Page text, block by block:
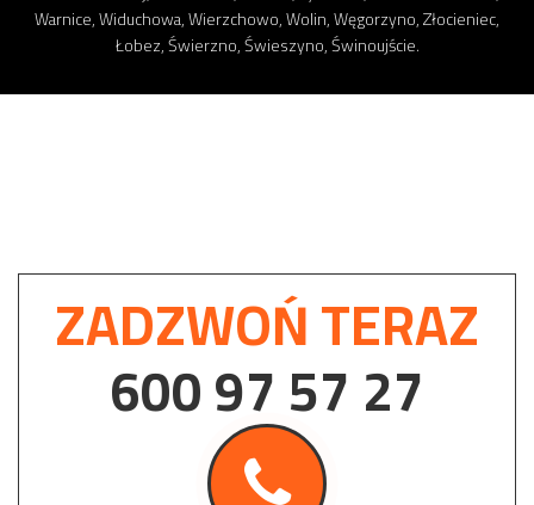
Warnice, Widuchowa, Wierzchowo, Wolin, Węgorzyno, Złocieniec,
Łobez, Świerzno, Świeszyno, Świnoujście.
ZADZWOŃ TERAZ
600 97 57 27